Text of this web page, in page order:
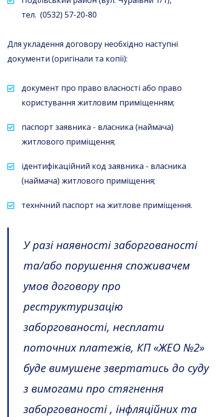
тел. (0532) 57-20-80
Для укладення договору необхідно наступні
документи (оригінали та копії):
документ про право власності або право
користування житловим приміщенням;
паспорт заявника - власника (наймача)
житлового приміщення;
ідентифікаційний код заявника - власника
(наймача) житлового приміщення;
технічний паспорт на житлове приміщення.
У разі наявності заборгованості
та/або порушення споживачем
умов договору про
реструктуризацію
заборгованості, несплати
поточних платежів, КП «ЖЕО №2»
буде вимушене звертатись до суду
з вимогами про стягнення
заборгованості , інфляційних та